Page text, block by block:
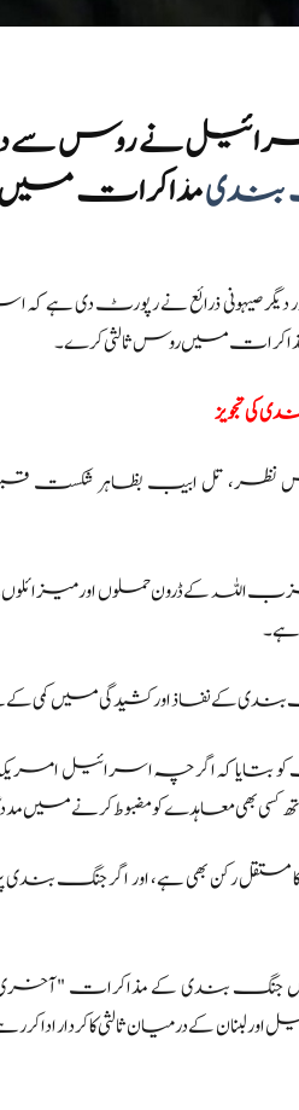
اسرائیل نے روس سے
مذاکرات میں
صیہونی ذرائع نے رپورٹ دی ہے کہ
میں روس ثالثی کرے۔
کی تجویز
تل ابیب بظاہر شکست
اللہ کے ڈرون حملوں اور
ہے۔
نفاذ اور کشیدگی میں کمی کے لیے
بتایا کہ اگرچہ اسرائیل
بھی معاہدے کو مضبوط کرنے میں
رکن بھی ہے، اور اگر جنگ بندی پر
میں جنگ بندی کے مذاکرات
لبنان کے درمیان ثالثی کا کردار ادا